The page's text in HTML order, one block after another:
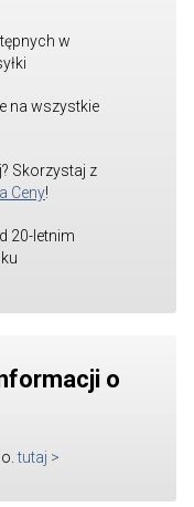
w
na wszystkie
Skorzystaj z
Ceny!
20-letnim
o
tutaj >